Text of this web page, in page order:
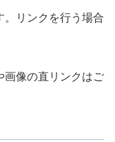
。リンクを行う場合
画像の直リンクはご